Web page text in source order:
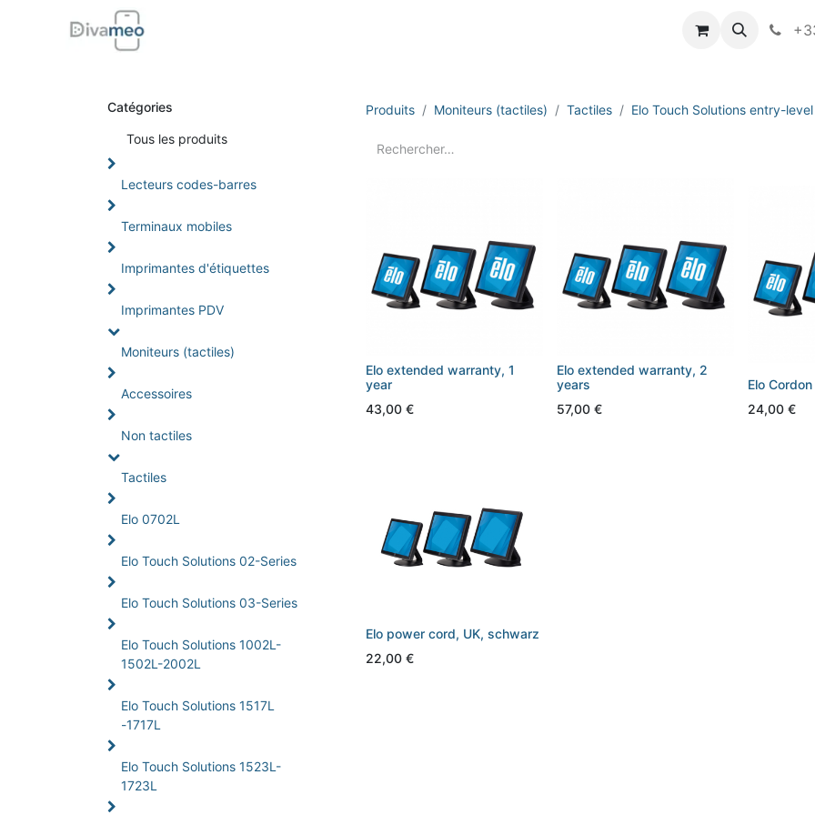
Catégories
Tous les produits
Lecteurs codes-barres
Terminaux mobiles
Imprimantes d'étiquettes
Imprimantes PDV
Moniteurs (tactiles)
Accessoires
Non tactiles
Tactiles
Elo 0702L
Elo Touch Solutions 02-Series
Elo Touch Solutions 03-Series
Elo Touch Solutions 1002L-
1502L-2002L
Elo Touch Solutions 1517L
-1717L
Elo Touch Solutions 1523L-
1723L
Produits Moniteurs (tactiles) Tactiles Elo Touch Solutions entry-
Elo extended warranty, 1
year
43,00 €
Elo extended warranty, 2
years
57,00 €
Elo
24,00 €
Elo power cord, UK, schwarz
22,00 €